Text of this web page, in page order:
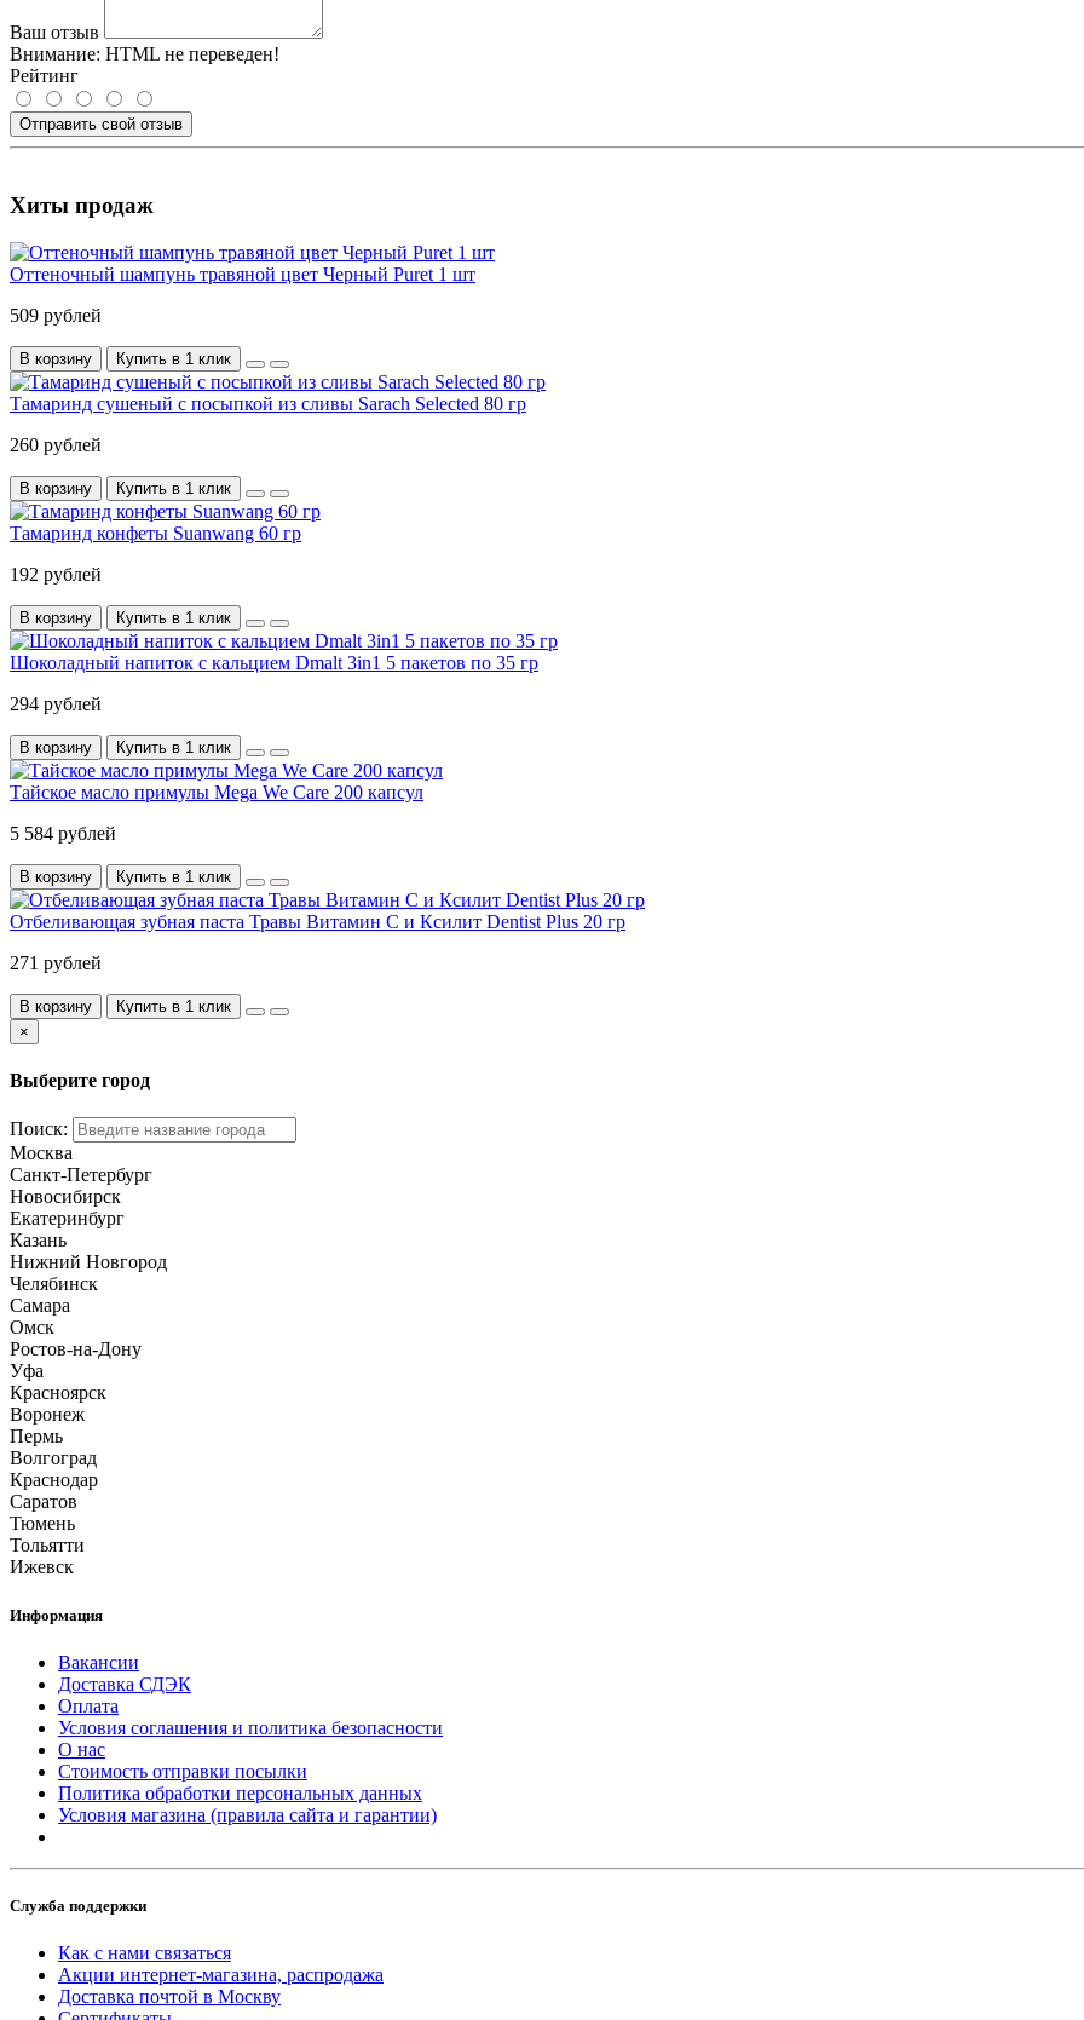
Ваш отзыв
Внимание: HTML не переведен!
Рейтинг
Отправить свой отзыв
Хиты продаж
Оттеночный шампунь травяной цвет Черный Puret 1 шт
509 рублей
В корзину Купить в 1 клик
Тамаринд сушеный с посыпкой из сливы Sarach Selected 80 гр
260 рублей
В корзину Купить в 1 клик
Тамаринд конфеты Suanwang 60 гр
192 рублей
В корзину Купить в 1 клик
Шоколадный напиток с кальцием Dmalt 3in1 5 пакетов по 35 гр
294 рублей
В корзину Купить в 1 клик
Тайское масло примулы Mega We Care 200 капсул
5 584 рублей
В корзину Купить в 1 клик
Отбеливающая зубная паста Травы Витамин С и Ксилит Dentist Plus 20 гр
271 рублей
В корзину
Купить в 1 клик
×
Выберите город
Поиск:
Москва
Санкт-Петербург
Новосибирск
Екатеринбург
Казань
Нижний Новгород
Челябинск
Самара
Омск
Ростов-на-Дону
Уфа
Красноярск
Воронеж
Пермь
Волгоград
Краснодар
Саратов
Тюмень
Тольятти
Ижевск
Информация
Вакансии
Доставка СДЭК
Оплата
Условия соглашения и политика безопасности
О нас
Стоимость отправки посылки
Политика обработки персональных данных
Условия магазина (правила сайта и гарантии)
Служба поддержки
Как с нами связаться
Акции интернет-магазина, распродажа
Доставка почтой в Москву